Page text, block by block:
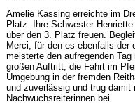
Amelie Kassing erreichte im
Platz. Ihre Schwester
über den 3. Platz freuen.
Merci, für den es ebenfalls der
meisterte den aufregenden
großen Auftritt, die Fahrt im
Umgebung in der fremden
und zuverlässig und trug
Nachwuchsreiterinnen bei.